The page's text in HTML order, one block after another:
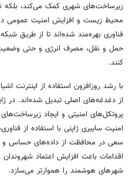
زیرساخت‌های شهری کمک می‌کند، بلکه
محیط زیست و افزایش امنیت عمومی
فناوری بهره‌مند شده‌اند تا از طریق
حمل و نقل، مصرف انرژی و حتی
کنند.
با رشد روزافزون استفاده از اینترنت
از دغدغه‌های اصلی تبدیل شده‌اند. در
پروتکل‌های امنیتی و ایجاد
امنیت سایبری ژاپنی با استفاده از
سعی در محافظت از داده‌های حساس و
شهرهای هوشمند را هموارتر می‌سازد.